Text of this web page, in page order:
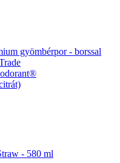
gyömbérpor - borssal
- 580 ml